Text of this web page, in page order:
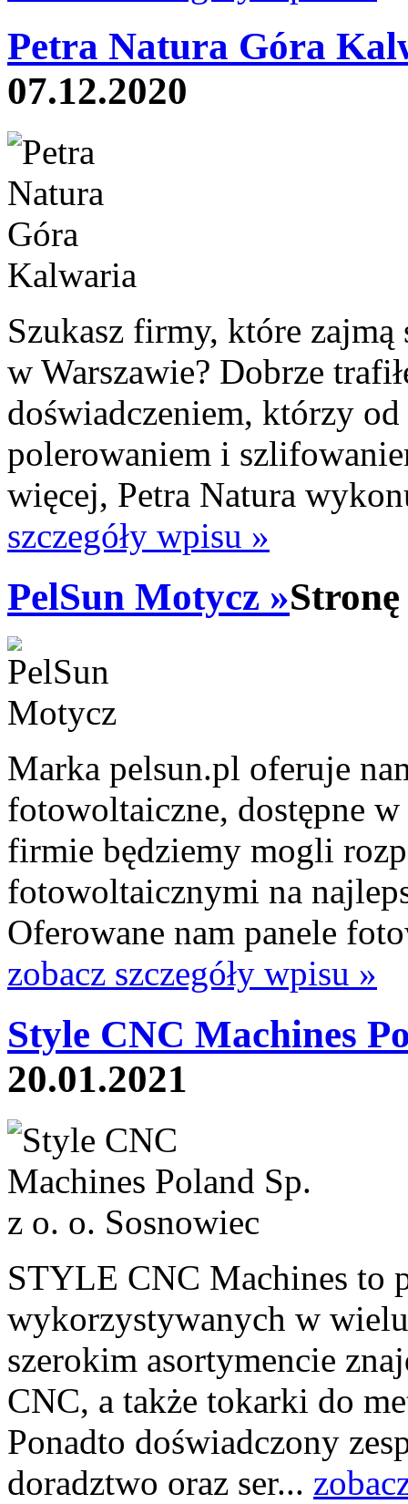
Petra Natura Góra
07.12.2020
Szukasz firmy, które
w Warszawie? Dobrze
doświadczeniem, którzy
polerowaniem i
więcej, Petra Natura
szczegóły wpisu »
PelSun Motycz »
Marka pelsun.pl oferuje
fotowoltaiczne, dostępne
firmie będziemy mogli
fotowoltaicznymi na
Oferowane nam panele
zobacz szczegóły wpisu »
Style CNC Machines
20.01.2021
STYLE CNC Machines to
wykorzystywanych w
szerokim asortymencie
CNC, a także tokarki do
Ponadto doświadczony
doradztwo oraz ser...